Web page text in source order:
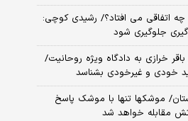
اتفاقی می افتاد؟/ رشیدی کوچی:
جلوگیری شود
خرازی به دادگاه ویژه روحانیت/
خودی و غیرخودی بشناسد
موشکها تنها با موشک پاسخ
مقابله خواهد شد